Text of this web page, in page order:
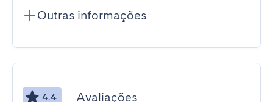
Outras informações
4.4 Avaliações